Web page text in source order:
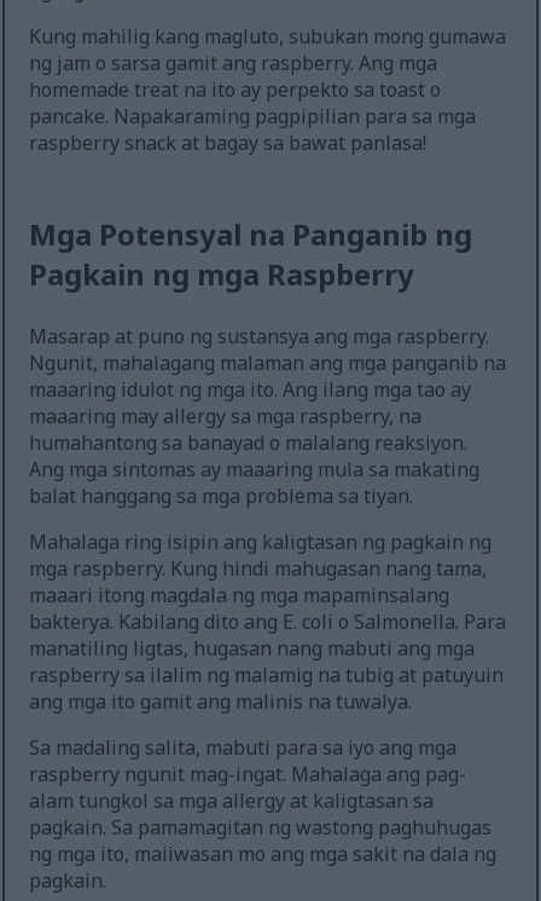
Kung mahilig kang magluto, subukan mong gumawa
ng jam o sarsa gamit ang raspberry. Ang mga
homemade treat na ito ay perpekto sa toast o
pancake. Napakaraming pagpipilian para sa mga
raspberry snack at bagay sa bawat panlasa!
Mga Potensyal na Panganib ng
Pagkain ng mga Raspberry
Masarap at puno ng sustansya ang mga raspberry.
Ngunit, mahalagang malaman ang mga panganib na
maaaring idulot ng mga ito. Ang ilang mga tao ay
maaaring may allergy sa mga raspberry, na
humahantong sa banayad o malalang reaksiyon.
Ang mga sintomas ay maaaring mula sa makating
balat hanggang sa mga problema sa tiyan.
Mahalaga ring isipin ang kaligtasan ng pagkain ng
mga raspberry. Kung hindi mahugasan nang tama,
maaari itong magdala ng mga mapaminsalang
bakterya. Kabilang dito ang E. coli o Salmonella. Para
manatiling ligtas, hugasan nang mabuti ang mga
raspberry sa ilalim ng malamig na tubig at patuyuin
ang mga ito gamit ang malinis na tuwalya.
Sa madaling salita, mabuti para sa iyo ang mga
raspberry ngunit mag-ingat. Mahalaga ang pag-
alam tungkol sa mga allergy at kaligtasan sa
pagkain. Sa pamamagitan ng wastong paghuhugas
ng mga ito, maiiwasan mo ang mga sakit na dala ng
pagkain.